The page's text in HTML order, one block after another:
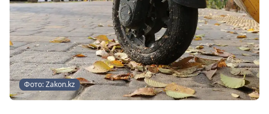
Фото: Zakon.kz